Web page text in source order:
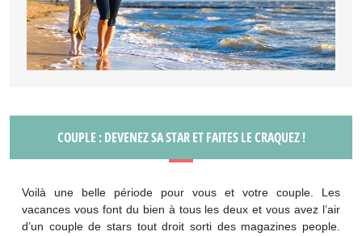
COUPLE : DEVENEZ SA STAR ET FAITES LE CRAQUEZ !
Voilà une belle période pour vous et votre couple. Les
vacances vous font du bien à tous les deux et vous avez l’air
d’un couple de stars tout droit sorti des magazines people.